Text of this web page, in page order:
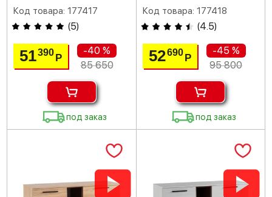
Код товара: 177417
(5)
51390Р
-40 %
85 650
под заказ
Код товара: 177418
(4.5)
52690 Р
-45 %
95 800
под заказ